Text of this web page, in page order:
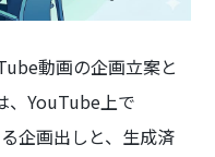
動画の企画立案と
、YouTube上で
企画出しと、生成済